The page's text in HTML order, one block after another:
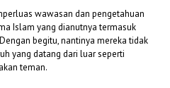
wawasan dan pengetahuan
Islam yang dianutnya termasuk
begitu, nantinya mereka tidak
yang datang dari luar seperti
teman.